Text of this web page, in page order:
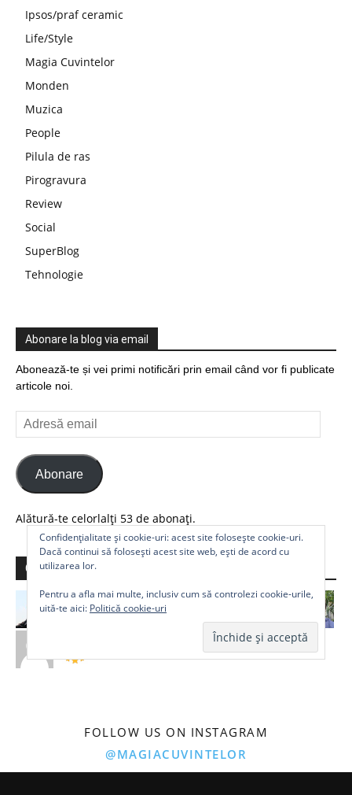
Ipsos/praf ceramic
Life/Style
Magia Cuvintelor
Monden
Muzica
People
Pilula de ras
Pirogravura
Review
Social
SuperBlog
Tehnologie
Abonare la blog via email
Abonează-te și vei primi notificări prin email când vor fi publicate
articole noi.
Adresă
email
Abonare
Alătură-te celorlalți 53 de abonați.
Comunitate
Confidențialitate și cookie-uri: acest site folosește cookie-uri.
Dacă continui să folosești acest site web, ești de acord cu
utilizarea lor.
Pentru a afla mai multe, inclusiv cum să controlezi cookie-urile,
uită-te aici: Politică cookie-uri
FOLLOW US ON INSTAGRAM
@MAGIACUVINTELOR